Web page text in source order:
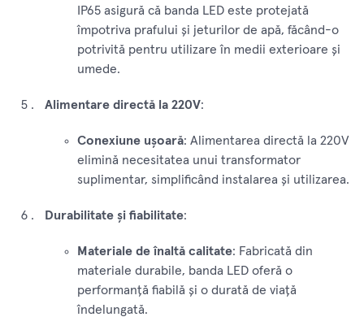
IP65 asigură că banda LED este protejată
împotriva prafului și jeturilor de apă, făcând-o
potrivită pentru utilizare în medii exterioare și
umede.
Alimentare directă la 220V:
Conexiune ușoară: Alimentarea directă la 220V
elimină necesitatea unui transformator
suplimentar, simplificând instalarea și utilizarea.
Durabilitate și fiabilitate:
Materiale de înaltă calitate: Fabricată din
materiale durabile, banda LED oferă o
performanță fiabilă și o durată de viață
îndelungată.